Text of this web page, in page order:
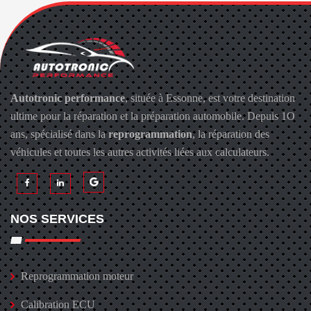
Autotronic performance, située à Essonne, est votre destination
ultime pour la réparation et la préparation automobile. Depuis 1O
ans, spécialisé dans lareprogrammation, la réparation des
véhicules et toutes les autres activités liées aux calculateurs.
NOS SERVICES
Reprogrammation moteur
Calibration ECU